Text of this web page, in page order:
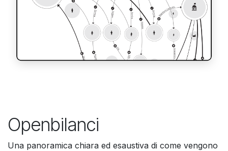
Openbilanci​
Una panoramica chiara ed esaustiva di come vengono